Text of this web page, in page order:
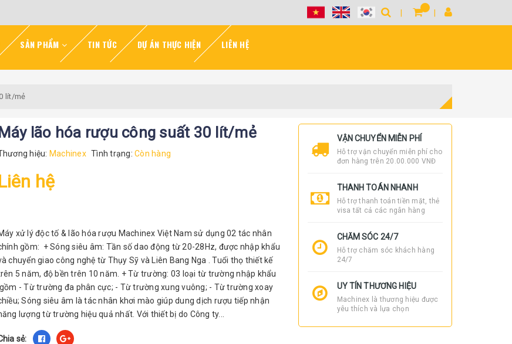
SẢN PHẨM TIN TỨC DỰ ÁN THỰC HIỆN LIÊN HỆ
lít/mẻ
Máy lão hóa rượu công suất 30 lít/mẻ
hiệu: Machinex Tình trạng:Còn hàng
hệ
xử lý độc tố & lão hóa rượu Machinex Việt Nam sử dụng 02 tác nhân
gồm: + Sóng siêu âm: Tần số dao động từ 20-28Hz, được nhập khẩu
chuyển giao công nghệ từ Thụy Sỹ và Liên Bang Nga . Tuổi thọ thiết kế
5 năm, độ bền trên 10 năm. + Từ trường: 03 loại từ trường nhập khẩu
gồm - Từ trường đa phân cực; - Từ trường xung vuông; - Từ trường xoay
Sóng siêu âm là tác nhân khơi mào giúp dung dịch rượu tiếp nhận
lượng từ trường hiệu quả nhất. Với thiết bị do Công ty...
sẻ:
VẬN CHUYỂN MIỄN PHÍ
Hỗ trợ vận chuyển miễn phí cho
đơn hàng trên 20.00.000 VNĐ
THANH TOÁN NHANH
Hỗ trợ thanh toán tiền mặt, thẻ
visa tất cả các ngân hàng
CHĂM SÓC 24/7
Hỗ trợ chăm sóc khách hàng
24/7
UY TÍN THƯƠNG HIỆU
Machinex là thương hiệu được
yêu thích và lựa chọn